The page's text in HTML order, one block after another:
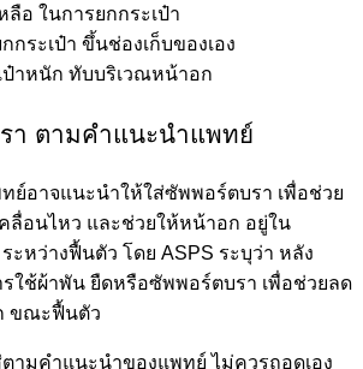
อ ในการยกกระเป๋า
กระเป๋า ขึ้นช่องเก็บของเอง
ป๋าหนัก ทับบริเวณหน้าอก
า ตามคำแนะนำแพทย์
ย์อาจแนะนำให้ใส่ซัพพอร์ตบรา เพื่อช่วย
ลื่อนไหว และช่วยให้หน้าอก อยู่ใน
ะหว่างฟื้นตัว โดย ASPS ระบุว่า หลัง
ใช้ผ้าพัน ยืดหรือซัพพอร์ตบรา เพื่อช่วยลด
ขณะฟื้นตัว
ามคำแนะนำของแพทย์ ไม่ควรถอดเอง